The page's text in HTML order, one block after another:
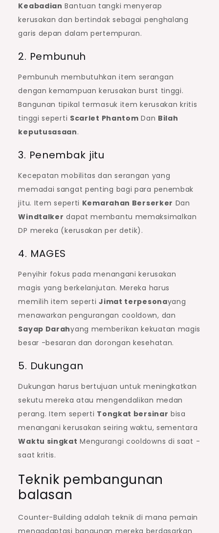
Keabadian Bantuan tangki menyerap
kerusakan dan bertindak sebagai penghalang
garis depan dalam pertempuran.
2. Pembunuh
Pembunuh membutuhkan item serangan
dengan kemampuan kerusakan burst tinggi.
Bangunan tipikal termasuk item kerusakan kritis
tinggi seperti Scarlet Phantom Dan Bilah
keputusasaan.
3. Penembak jitu
Kecepatan mobilitas dan serangan yang
memadai sangat penting bagi para penembak
jitu. Item seperti Kemarahan Berserker Dan
Windtalker dapat membantu memaksimalkan
DP mereka (kerusakan per detik).
4. MAGES
Penyihir fokus pada menangani kerusakan
magis yang berkelanjutan. Mereka harus
memilih item sepertiJimat terpesonayang
menawarkan pengurangan cooldown, dan
Sayap Darahyang memberikan kekuatan magis
besar -besaran dan dorongan kesehatan.
5. Dukungan
Dukungan harus bertujuan untuk meningkatkan
sekutu mereka atau mengendalikan medan
perang. Item seperti Tongkat bersinar bisa
menangani kerusakan seiring waktu, sementara
Waktu singkat Mengurangi cooldowns di saat -
saat kritis.
Teknik pembangunan
balasan
Counter-Building adalah teknik di mana pemain
mengadaptasi bangunan mereka berdasarkan